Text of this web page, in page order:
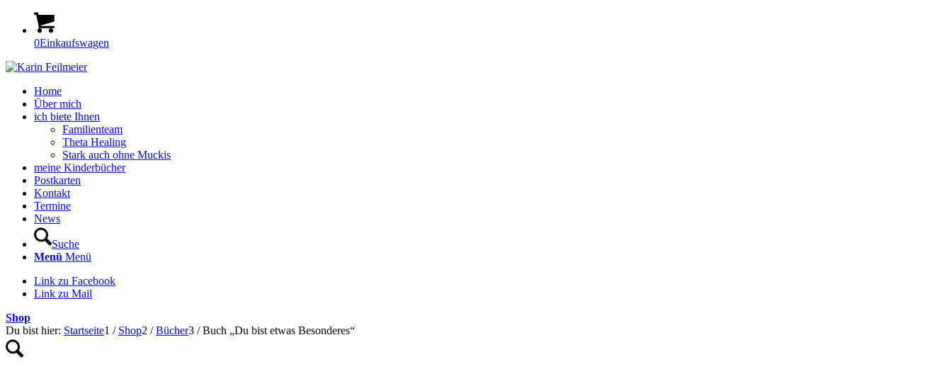
0Einkaufswagen
Home
Über mich
ich biete Ihnen
Familienteam
Theta Healing
Stark auch ohne Muckis
meine Kinderbücher
Postkarten
Kontakt
Termine
News
Suche
Menü Menü
Link zu Facebook
Link zu Mail
Shop
Du bist hier: Startseite1 / Shop2 / Bücher3 / Buch „Du bist etwas Besonderes“